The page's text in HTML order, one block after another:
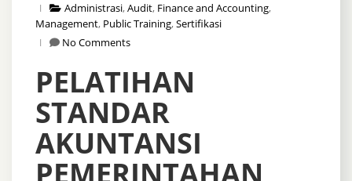
Administrasi,Audit, Finance and Accounting,
Management, Public Training,Sertifikasi
No Comments
PELATIHAN
STANDAR
AKUNTANSI